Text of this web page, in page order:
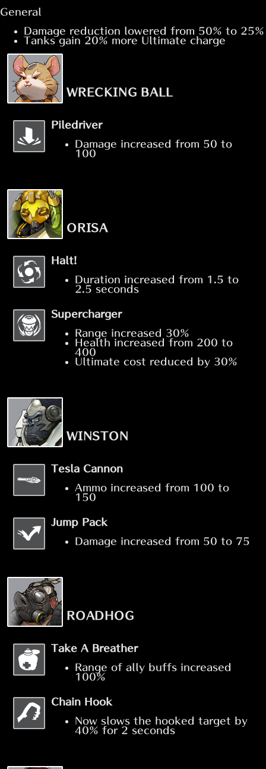
General
Damage reduction lowered from 50% to 25%
Tanks gain 20% more Ultimate charge
WRECKING BALL
Piledriver
Damage increased from 50 to
100
ORISA
Halt!
Duration increased from 1.5 to
2.5 seconds
Supercharger
Range increased 30%
Health increased from 200 to
400
Ultimate cost reduced by 30%
WINSTON
Tesla Cannon
Ammo increased from 100 to
150
Jump Pack
Damage increased from 50 to 75
ROADHOG
Take A Breather
Range of ally buffs increased
100%
Chain Hook
Now slows the hooked target by
40% for 2 seconds